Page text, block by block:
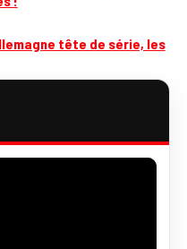
tête de série, les